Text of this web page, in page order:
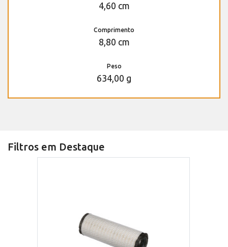
4,60 cm
Comprimento
8,80 cm
Peso
634,00 g
Filtros em Destaque